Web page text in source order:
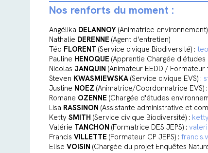
Nos renforts du moment :
Angélika DELANNOY (Animatrice environnement)
Nathalie DERENNE (Agent d'entretien)
Téo FLORENT (Service civique Biodiversité) :
Pauline HENOQUE (Apprentie Chargée d'études
Nicolas JANQUIN (Animateur EEDD / Formateur
Steven KWASMIEWSKA (Service civique EVS) :
Justine NOEZ (Animatrice/Coordonnatrice EVS) :
Romane OZENNE (Chargée d'études
Lisa RASSINON (Assistante administrative et
KettySMITH (Service civique Biodiversité) :
Valérie TANCHON (Formatrice DES JEPS) :
FrancisVILLETTE (Formateur CP JEPS) :
EliseVOISIN (Chargée du projet Enquêtes